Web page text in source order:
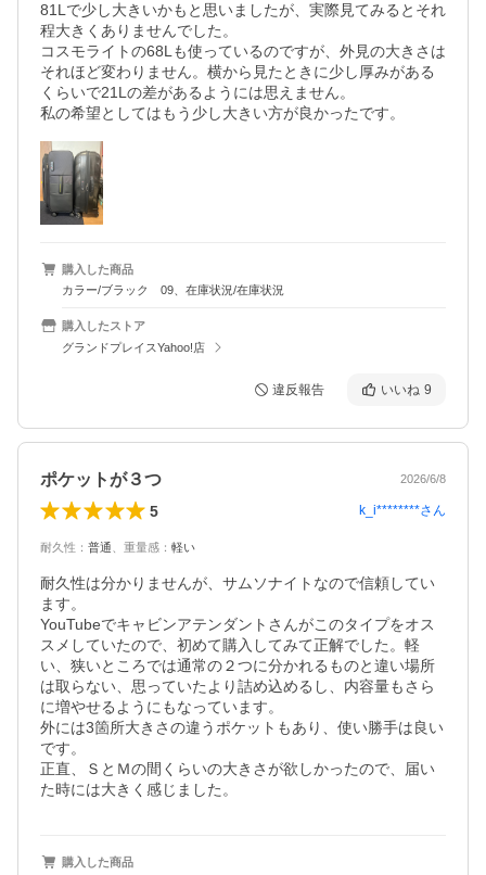
81Lで少し大きいかもと思いましたが、実際見てみるとそれ
程大きくありませんでした。
コスモライトの68Lも使っているのですが、外見の大きさは
それほど変わりません。横から見たときに少し厚みがある
くらいで21Lの差があるようには思えません。
私の希望としてはもう少し大きい方が良かったです。
購入した商品
カラー/ブラック 09、在庫状況/在庫状況
購入したストア
グランドプレイスYahoo!店
違反報告 いいね 9
ポケットが３つ 2026/6/8
5 k_i********さん
耐久性 ： 普通 重量感 ： 軽い
耐久性は分かりませんが、サムソナイトなので信頼してい
ます。
YouTubeでキャビンアテンダントさんがこのタイプをオス
スメしていたので、初めて購入してみて正解でした。軽
い、狭いところでは通常の２つに分かれるものと違い場所
は取らない、思っていたより詰め込めるし、内容量もさら
に増やせるようにもなっています。
外には3箇所大きさの違うポケットもあり、使い勝手は良い
です。
正直、ＳとＭの間くらいの大きさが欲しかったので、届い
た時には大きく感じました。
購入した商品